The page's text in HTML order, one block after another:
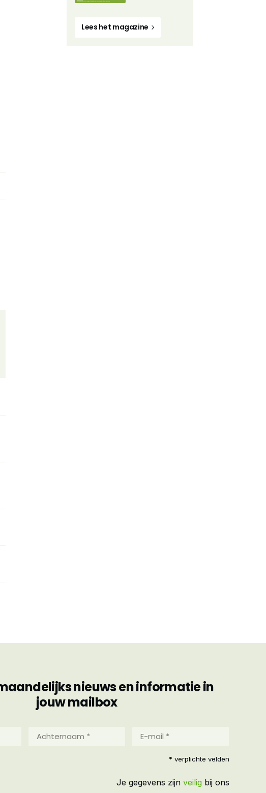
Lees het magazine
nieuws en informatie in
jouw mailbox
Achternaam
mail
* verplichte velden
Je gegevens zijn veilig bij ons